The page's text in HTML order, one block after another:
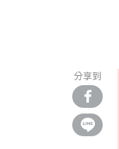
分享到